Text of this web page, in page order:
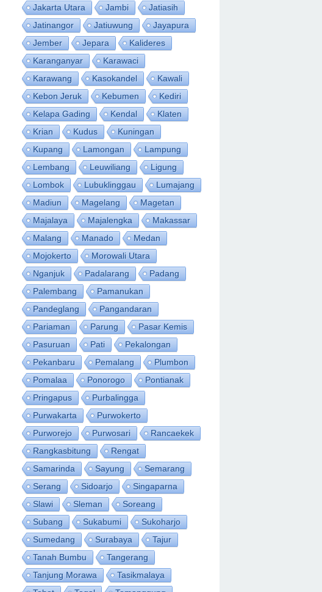
Jakarta Utara
Jambi
Jatiasih
Jatinangor
Jatiuwung
Jayapura
Jember
Jepara
Kalideres
Karanganyar
Karawaci
Karawang
Kasokandel
Kawali
Kebon Jeruk
Kebumen
Kediri
Kelapa Gading
Kendal
Klaten
Krian
Kudus
Kuningan
Kupang
Lamongan
Lampung
Lembang
Leuwiliang
Ligung
Lombok
Lubuklinggau
Lumajang
Madiun
Magelang
Magetan
Majalaya
Majalengka
Makassar
Malang
Manado
Medan
Mojokerto
Morowali Utara
Nganjuk
Padalarang
Padang
Palembang
Pamanukan
Pandeglang
Pangandaran
Pariaman
Parung
Pasar Kemis
Pasuruan
Pati
Pekalongan
Pekanbaru
Pemalang
Plumbon
Pomalaa
Ponorogo
Pontianak
Pringapus
Purbalingga
Purwakarta
Purwokerto
Purworejo
Purwosari
Rancaekek
Rangkasbitung
Rengat
Samarinda
Sayung
Semarang
Serang
Sidoarjo
Singaparna
Slawi
Sleman
Soreang
Subang
Sukabumi
Sukoharjo
Sumedang
Surabaya
Tajur
Tanah Bumbu
Tangerang
Tanjung Morawa
Tasikmalaya